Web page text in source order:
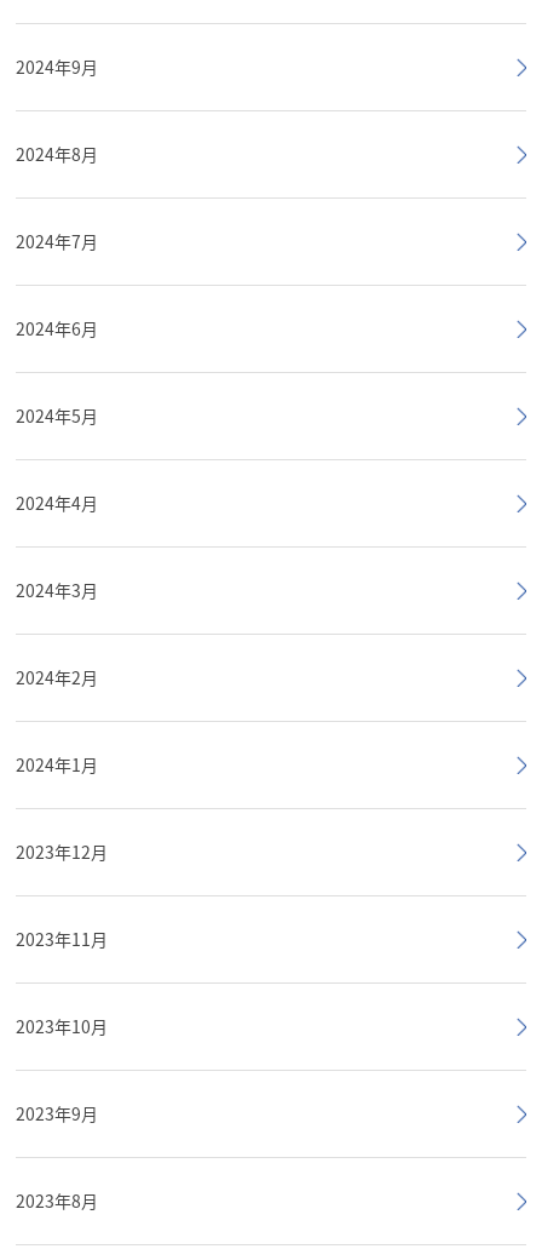
2024年9月
2024年8月
2024年7月
2024年6月
2024年5月
2024年4月
2024年3月
2024年2月
2024年1月
2023年12月
2023年11月
2023年10月
2023年9月
2023年8月